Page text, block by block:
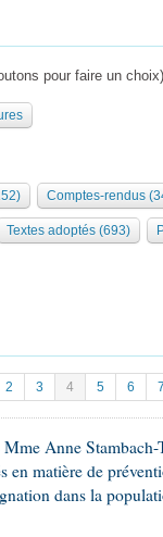
Bureau Collège des
)
pour faire un choix)
Comptes-rendus
Textes adoptés (693)
2 3 4 5 6
Anne
en matière de
dans la